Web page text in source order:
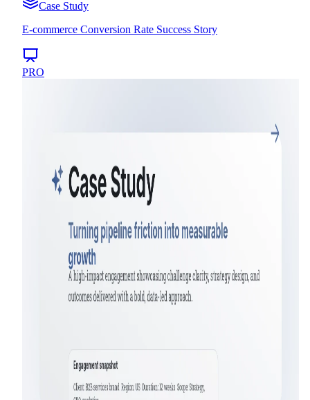
Case Study
E-commerce Conversion Rate Success Story
PRO